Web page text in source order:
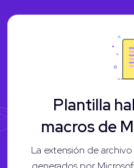
Plantilla
macros de
La extensión de